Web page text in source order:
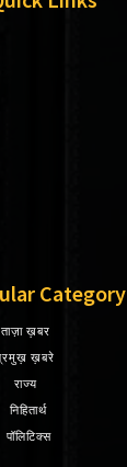
Category
ताज़ा ख़बर
ख़बरे
राज्य
निहितार्थ
पॉलिटिक्स